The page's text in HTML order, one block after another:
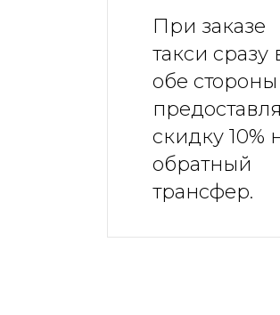
При заказе
такси сразу
обе стороны
скидку 10%
обратный
трансфер.